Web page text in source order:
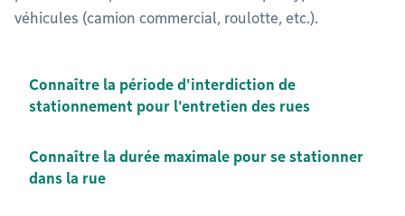
véhicules (camion commercial, roulotte, etc.).
Connaître la période d'interdiction de
stationnement pour l'entretien des rues
Connaître la durée maximale pour se stationner
dans la rue